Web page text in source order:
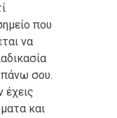
που
να
πάνω σου.
έχεις
και